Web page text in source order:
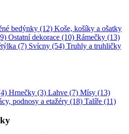
bedýnky (12) Koše, košíky a ošatky
Ostatní dekorace (10) Rámečky (13)
(7) Svícny (54) Truhly a truhličky
Hrnečky (3) Lahve (7) Mísy (13)
podnosy a etažéry (18) Talíře (11)